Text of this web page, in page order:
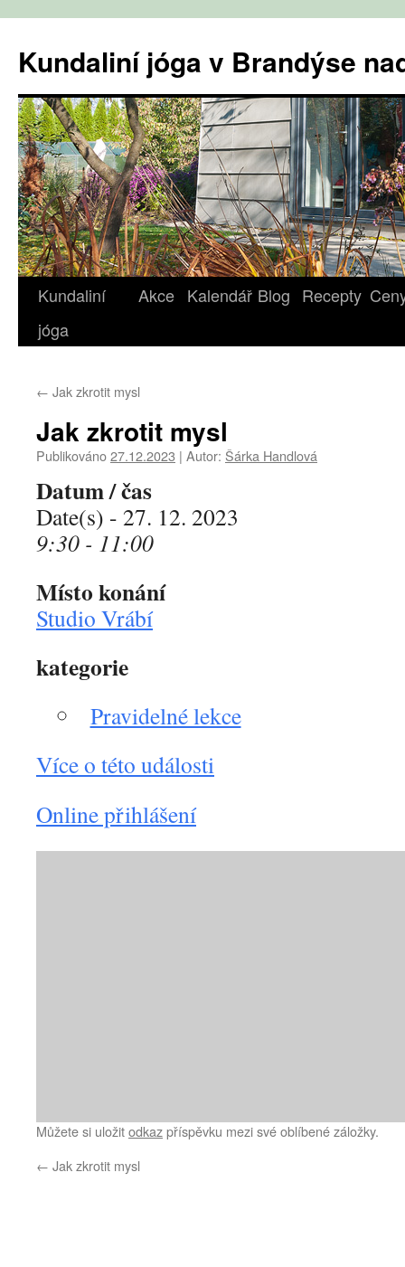
obsahu
webu
Kundaliní jóga v Brandýse
Kundaliní
jóga
Akce Kalendář Blog Recepty
← Jak zkrotit mysl
Jak zkrotit mysl
Publikováno27.12.2023 | Autor: Šárka Handlová
Datum / čas
Date(s) - 27. 12. 2023
9:30 - 11:00
Místo konání
Studio Vrábí
kategorie
Pravidelné lekce
Více o této události
Online přihlášení
Můžete si uložitodkazpříspěvku mezi své oblíbené záložky.
← Jak zkrotit mysl